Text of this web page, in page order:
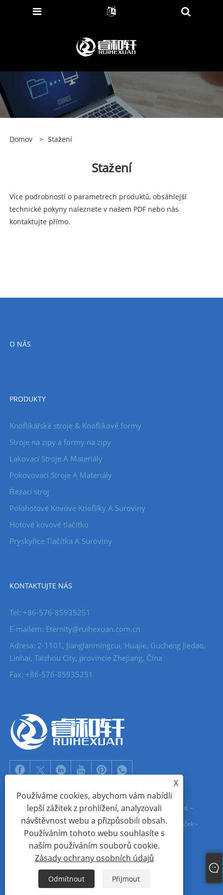
Domov > Stažení
Stažení
Více podrobností o parametrech produktů, obsáhlejší
technické pokyny naleznete v našem PDF nebo nás
kontaktujte přímo.
O NÁS
PRODUKTY
Knoflíkářské stroje & Knoflíkové formy
Stroje na zipy a formy na zipy
Lakovací Stroje A Materiály
Pokovovací Stroje A Materiály
Řezací stroj
Polohotové Kovové Knoflíky A Suroviny
Hotové kovové tlačítko
Pryskyřice Tlačítka A Suroviny
KONTAKTUJTE NÁS
Tel: +86-576-85935251
E-mailem: Eternity@ruihexuan.com.cn
Adresa: 2-1101, Jianglanmingcui, Huajie, Gucheng Jiedao,
Linhai, Taizhou City, provincie Zhejiang, Čína
Fax: +86-576-85935251
Copyright © 2022 Zhejiang Ruihexuan Import and Export Co., Ltd. –
Výrobci kovových knoflíků, jezdců na zip, dodavatelé kovových oček –
Sitemap RSS
XML
Zásady ochrany osobních údajů
X
Používáme cookies, abychom vám nabídli
lepší zážitek z prohlížení, analyzovali
návštěvnost webu a přizpůsobili obsah.
Používáním tohoto webu souhlasíte s
naším používáním souborů cookie.
Zásady ochrany osobních údajů
Odmítnout Přijmout